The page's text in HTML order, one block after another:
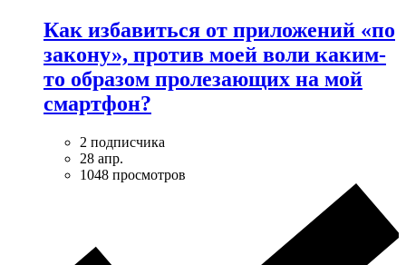
Как избавиться от приложений «по
закону», против моей воли каким-
то образом пролезающих на мой
смартфон?
2 подписчика
28 апр.
1048 просмотров